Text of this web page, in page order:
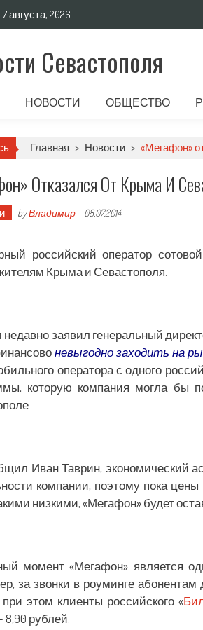
августа, 2026
Севастополя
НОВОСТИ ОБЩЕСТВО
Главная > Новости > «Мегафон»
Отказался От Крыма И
byВладимир - 08.07.2014
российский оператор
Крыма и Севастополя.
заявил генеральный
невыгодно заходить на
оператора с одного
которую компания могла бы
Иван Таврин, экономический
компании, поэтому пока
низкими, «Мегафон» будет
момент «Мегафон» является
за звонки в роуминге абонентам
этом клиенты российского «
рублей.